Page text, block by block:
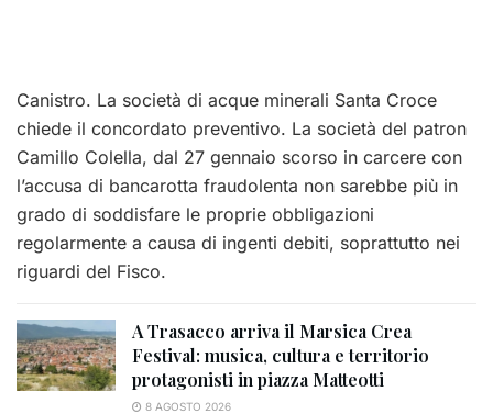
Canistro. La società di acque minerali Santa Croce
chiede il concordato preventivo. La società del patron
Camillo Colella, dal 27 gennaio scorso in carcere con
l’accusa di bancarotta fraudolenta non sarebbe più in
grado di soddisfare le proprie obbligazioni
regolarmente a causa di ingenti debiti, soprattutto nei
riguardi del Fisco.
A Trasacco arriva il Marsica Crea
Festival: musica, cultura e territorio
protagonisti in piazza Matteotti
8 AGOSTO 2026